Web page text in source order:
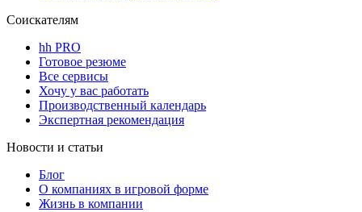
Соискателям
hh PRO
Готовое резюме
Все сервисы
Хочу у вас работать
Производственный календарь
Экспертная рекомендация
Новости и статьи
Блог
О компаниях в игровой форме
Жизнь в компании